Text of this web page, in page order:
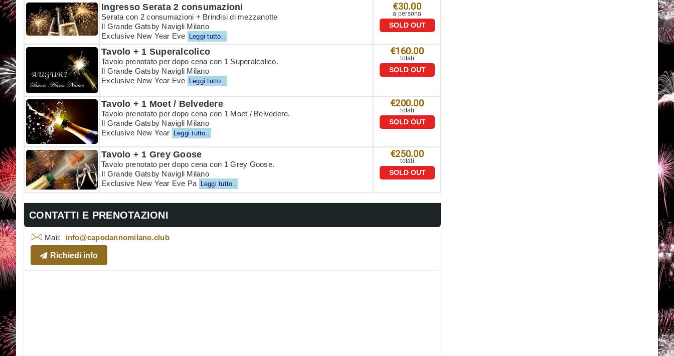
Ingresso Serata 2 consumazioni
Serata con 2 consumazioni + Brindisi di mezzanotte
Il Grande Gatsby Navigli Milano
Exclusive New Year Eve Leggi tutto..
€30.00
a persona
SOLD OUT
Tavolo + 1 Superalcolico
Tavolo prenotato per dopo cena con 1 Superalcolico.
Il Grande Gatsby Navigli Milano
Exclusive New Year Eve Leggi tutto..
€160.00
totali
SOLD OUT
Tavolo + 1 Moet / Belvedere
Tavolo prenotato per dopo cena con 1 Moet / Belvedere.
Il Grande Gatsby Navigli Milano
Exclusive New Year Leggi tutto..
€200.00
totali
SOLD OUT
Tavolo + 1 Grey Goose
Tavolo prenotato per dopo cena con 1 Grey Goose.
Il Grande Gatsby Navigli Milano
Exclusive New Year Eve Pa Leggi tutto..
€250.00
totali
SOLD OUT
CONTATTI E PRENOTAZIONI
Mail: info@capodannomilano.club
Richiedi info